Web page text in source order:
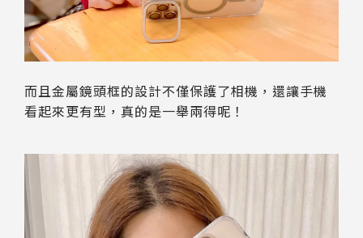
而且金屬鏡頭框的設計不僅保護了相機，還讓手機
看起來更有型，真的是一舉兩得呢！